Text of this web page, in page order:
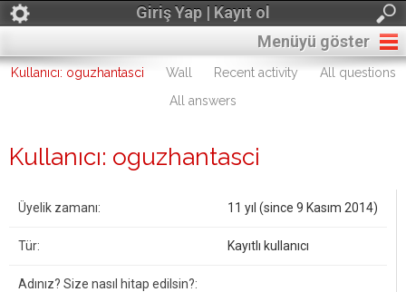
Giriş Yap | Kayıt ol
Menüyü göster
Kullanıcı: oguzhantasci Wall Recent activity
All questions
All answers
Kullanıcı: oguzhantasci
Üyelik zamanı: 11 yıl (since 9 Kasım 2014)
Tür: Kayıtlı kullanıcı
Adınız? Size nasıl hitap edilsin?: